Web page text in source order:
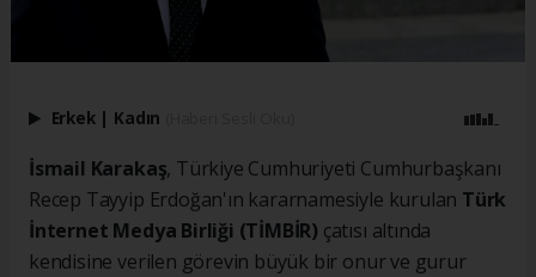
Erkek Kadın
İsmail Karakaş, Türkiye Cumhuriyeti Cumhurbaşkanı
Recep Tayyip Erdoğan'ın kararnamesiyle kurulan Türk
İnternet Medya Birliği (TİMBİR) çatısı altında
kendisine verilen görevin büyük bir onur ve gurur